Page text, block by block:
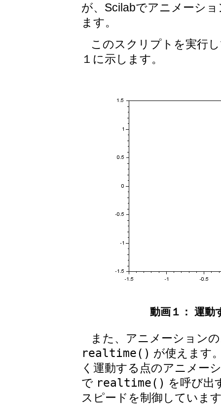
が、Scilabでアニメーシ
ます。
このスクリプトを実行
１に示します。
動画１： 運動
また、アニメーション
realtime() が使えます
く運動する点のアニメー
で realtime() を呼び出
スピードを制御していま